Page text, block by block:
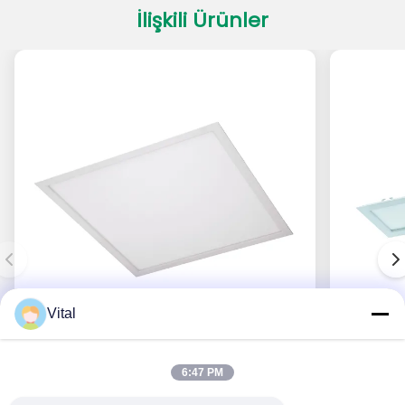
İlişkili Ürünler
Vital
6:47 PM